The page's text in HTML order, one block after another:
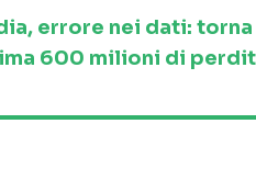
errore nei dati: torna
600 milioni di